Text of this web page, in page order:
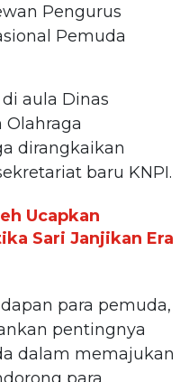
Pengurus
Pemuda
aula Dinas
Olahraga
dirangkaikan
baru KNPI.
Ucapkan
Sari Janjikan Era
para pemuda,
pentingnya
dalam memajukan